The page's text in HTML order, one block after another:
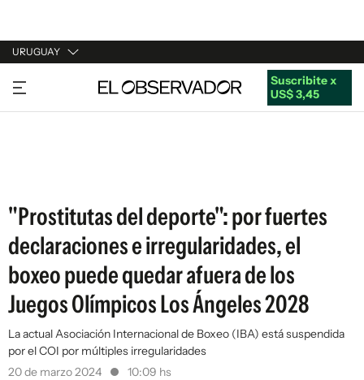
URUGUAY
URUGUAY
ARGENTINA
Suscribite x
US$ 3,45
"Prostitutas del deporte": por fuertes
declaraciones e irregularidades, el
boxeo puede quedar afuera de los
Juegos Olímpicos Los Ángeles 2028
La actual Asociación Internacional de Boxeo (IBA) está suspendida
por el COI por múltiples irregularidades
20 de marzo 2024
10:09 hs